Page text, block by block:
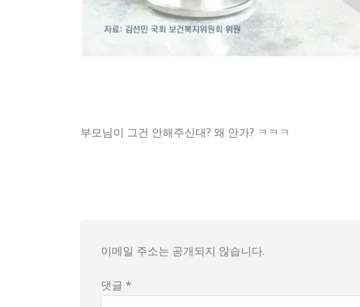
부모님이 그건 안해주신대? 왜 안가? ㅋㅋㅋ
한편, 전 삼성서울병원 정신과 교수는 미국 의사가 되기
이메일 주소는 공개되지 않습니다.
댓글 *